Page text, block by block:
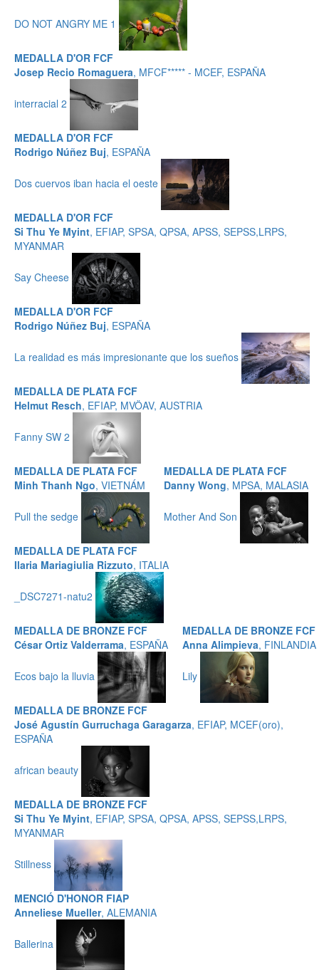
DO NOT ANGRY ME 1
MEDALLA D'OR FCF
Josep Recio Romaguera, MFCF***** - MCEF, ESPAÑA
interracial 2
MEDALLA D'OR FCF
Rodrigo Núñez Buj, ESPAÑA
Dos cuervos iban hacia el oeste
MEDALLA D'OR FCF
Si Thu Ye Myint, EFIAP, SPSA, QPSA, APSS, SEPSS,LRPS,
MYANMAR
Say Cheese
MEDALLA D'OR FCF
Rodrigo Núñez Buj, ESPAÑA
La realidad es más impresionante que los sueños
MEDALLA DE PLATA FCF
Helmut Resch, EFIAP, MVÖAV, AUSTRIA
Fanny SW 2
MEDALLA DE PLATA FCF
Minh Thanh Ngo, VIETNÁM
Pull the sedge
MEDALLA DE PLATA FCF
Danny Wong, MPSA, MALASIA
Mother And Son
MEDALLA DE PLATA FCF
Ilaria Mariagiulia Rizzuto, ITALIA
_DSC7271-natu2
MEDALLA DE BRONZE FCF
César Ortiz Valderrama, ESPAÑA
Ecos bajo la lluvia
MEDALLA DE BRONZE FCF
Anna Alimpieva, FINLANDIA
Lily
MEDALLA DE BRONZE FCF
José Agustín Gurruchaga Garagarza, EFIAP, MCEF(oro),
ESPAÑA
african beauty
MEDALLA DE BRONZE FCF
Si Thu Ye Myint, EFIAP, SPSA, QPSA, APSS, SEPSS,LRPS,
MYANMAR
Stillness
MENCIÓ D'HONOR FIAP
Anneliese Mueller, ALEMANIA
Ballerina